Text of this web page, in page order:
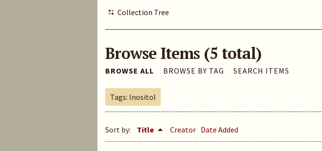
Collection Tree
Browse Items (5 total)
BROWSE ALL BROWSE BY TAG SEARCH ITEMS
Tags: Inositol
Sort by: Title Creator Date Added